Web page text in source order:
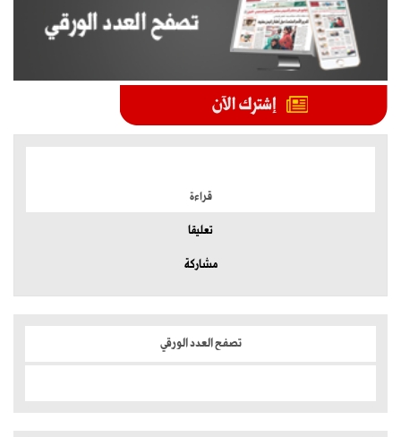
قراءة
تعليقا
مشاركة
تصفح العدد الورقي